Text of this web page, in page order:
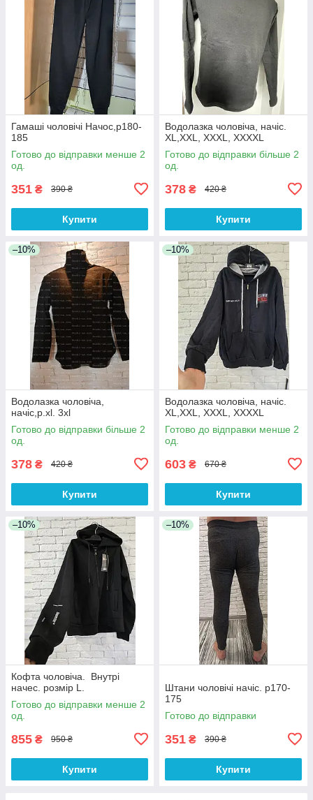
Гамаші чоловічі Начос,р180-
185
Готово до відправки менше 2
од.
351 ₴ 390 ₴
Купити
Водолазка чоловіча, начіс.
XL,XXL, XXXL, XXXXL
Готово до відправки більше 2
од.
378 ₴ 420 ₴
Купити
–10%
Водолазка чоловіча,
начіс,р.xl. 3xl
Готово до відправки більше 2
од.
378 ₴ 420 ₴
Купити
–10%
Водолазка чоловіча, начіс.
XL,XXL, XXXL, XXXXL
Готово до відправки менше 2
од.
603 ₴ 670 ₴
Купити
–10%
Кофта чоловіча. Внутрі
начес. розмір L.
Готово до відправки менше 2
од.
855 ₴ 950 ₴
Купити
–10%
Штани чоловічі начіс. р170-
175
Готово до відправки
351 ₴ 390 ₴
Купити